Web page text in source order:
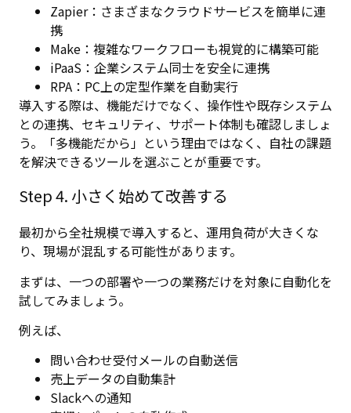
Zapier：さまざまなクラウドサービスを簡単に連
携
Make：複雑なワークフローも視覚的に構築可能
iPaaS：企業システム同士を安全に連携
RPA：PC上の定型作業を自動実行
導入する際は、機能だけでなく、操作性や既存システム
との連携、セキュリティ、サポート体制も確認しましょ
う。「多機能だから」という理由ではなく、自社の課題
を解決できるツールを選ぶことが重要です。
Step 4. 小さく始めて改善する
最初から全社規模で導入すると、運用負荷が大きくな
り、現場が混乱する可能性があります。
まずは、一つの部署や一つの業務だけを対象に自動化を
試してみましょう。
例えば、
問い合わせ受付メールの自動送信
売上データの自動集計
Slackへの通知